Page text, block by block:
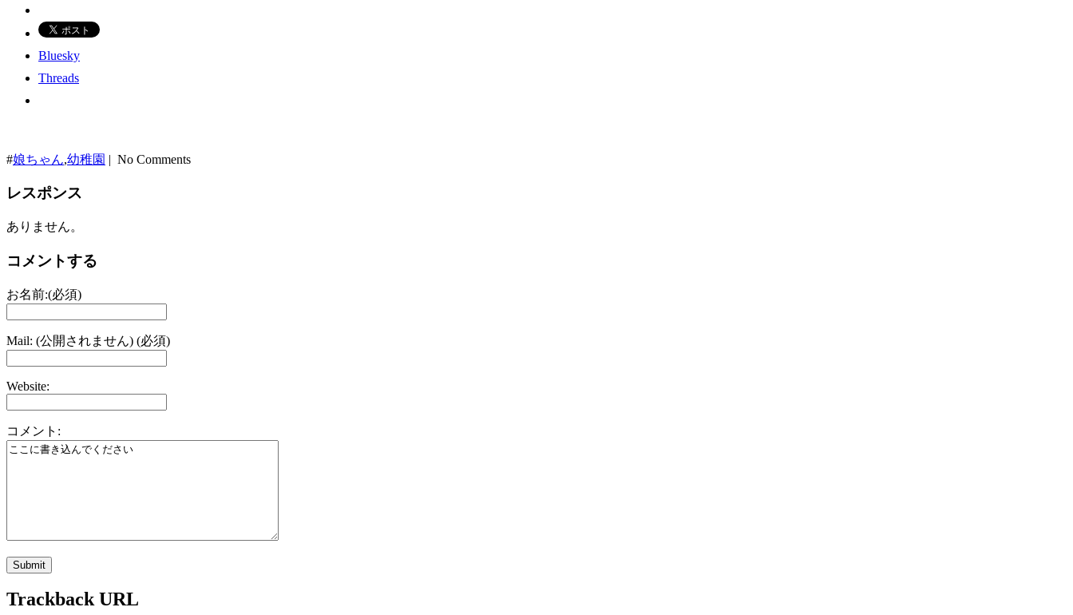
Bluesky
Threads
#娘ちゃん,幼稚園 | No Comments
レスポンス
ありません。
コメントする
お名前:(必須)
Mail: (公開されません) (必須)
Website:
コメント:
Trackback URL